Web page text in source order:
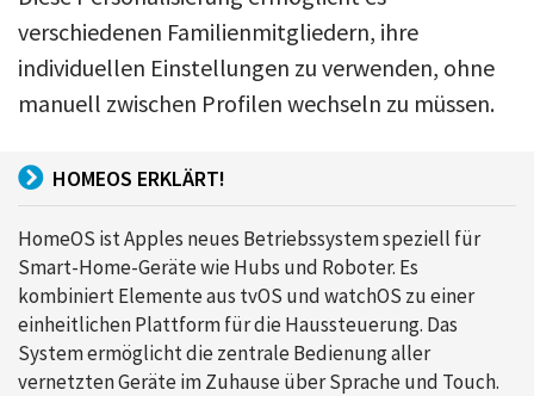
verschiedenen Familienmitgliedern, ihre
individuellen Einstellungen zu verwenden, ohne
manuell zwischen Profilen wechseln zu müssen.
HOMEOS ERKLÄRT!
HomeOS ist Apples neues Betriebssystem speziell für
Smart-Home-Geräte wie Hubs und Roboter. Es
kombiniert Elemente aus tvOS und watchOS zu einer
einheitlichen Plattform für die Haussteuerung. Das
System ermöglicht die zentrale Bedienung aller
vernetzten Geräte im Zuhause über Sprache und Touch.